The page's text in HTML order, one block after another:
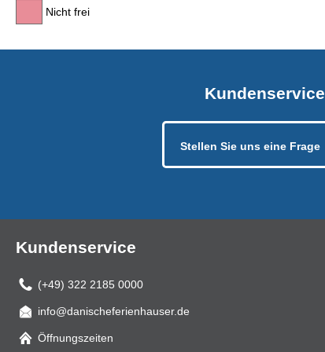
Nicht frei
Kundenservice
Stellen Sie uns eine Frage
Kundenservice
(+49) 322 2185 0000
Mail
info@danischeferienhauser.de
Öffnungszeiten